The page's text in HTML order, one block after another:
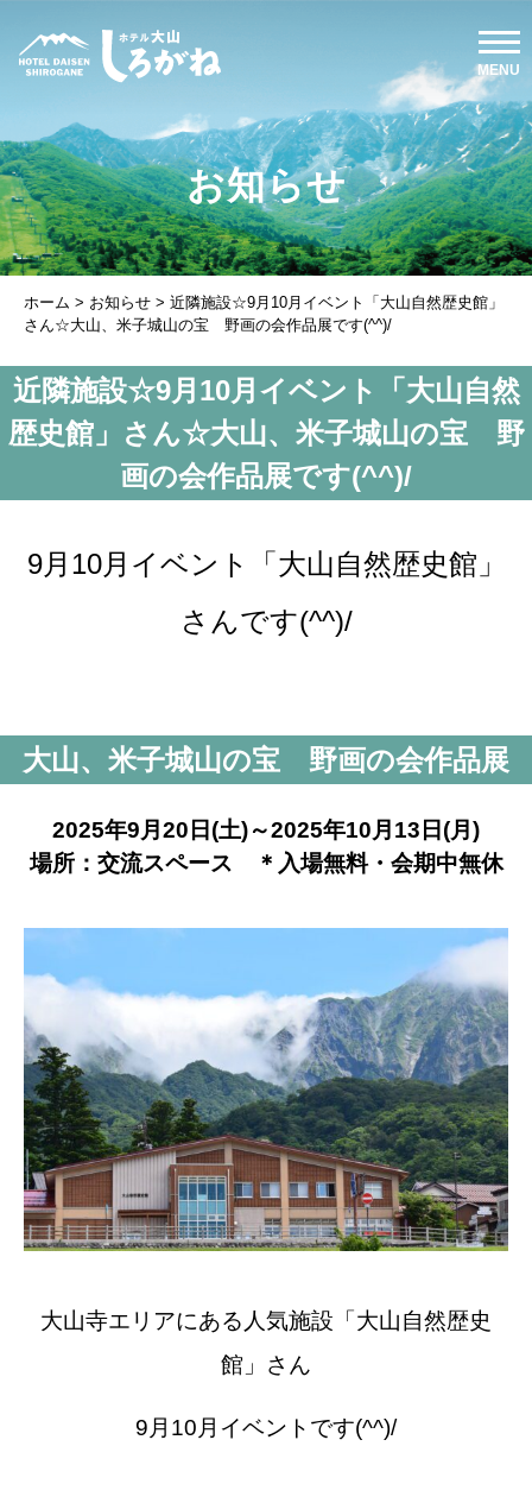
お知らせ
ホーム > お知らせ > 近隣施設☆9月10月イベント「大山自然歴史館」
さん☆大山、米子城山の宝 野画の会作品展です(^^)/
近隣施設☆9月10月イベント「大山自然
歴史館」さん☆大山、米子城山の宝 野
画の会作品展です(^^)/
9月10月イベント「大山自然歴史館」
さんです(^^)/
大山、米子城山の宝 野画の会作品展
2025年9月20日(土)～2025年10月13日(月)
場所：交流スペース ＊入場無料・会期中無休
大山寺エリアにある人気施設「大山自然歴史
館」さん
9月10月イベントです(^^)/